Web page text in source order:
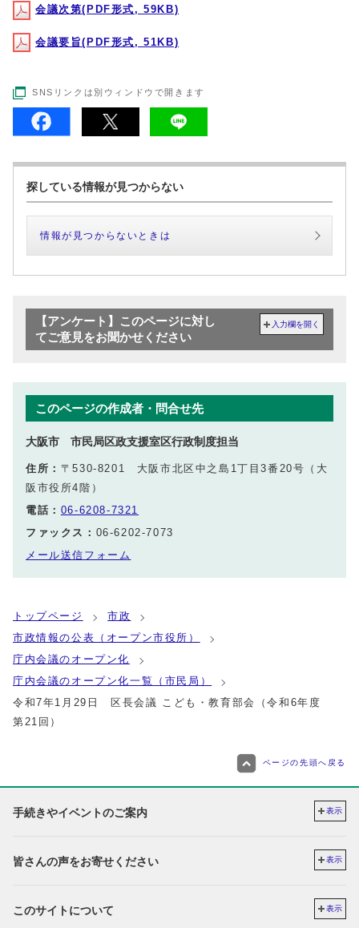
会議次第(PDF形式, 59KB)
会議要旨(PDF形式, 51KB)
SNSリンクは別ウィンドウで開きます
探している情報が見つからない
情報が見つからないときは
【アンケート】このページに対し
てご意見をお聞かせください
入力欄を開く
このページの作成者・問合せ先
大阪市 市民局区政支援室区行政制度担当
住所： 〒530-8201 大阪市北区中之島1丁目3番20号（大
阪市役所4階）
電話： 06-6208-7321
ファックス： 06-6202-7073
メール送信フォーム
トップページ
市政
市政情報の公表（オープン市役所）
庁内会議のオープン化
庁内会議のオープン化一覧（市民局）
令和7年1月29日 区長会議 こども・教育部会（令和6年度
第21回）
ページの先頭へ戻る
手続きやイベントのご案内 表示
皆さんの声をお寄せください 表示
このサイトについて 表示